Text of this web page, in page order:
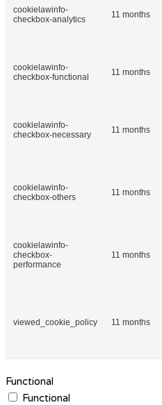
cookielawinfo-
checkbox-analytics
11 months
cookielawinfo-
checkbox-functional
11 months
cookielawinfo-
checkbox-necessary
11 months
cookielawinfo-
checkbox-others
11 months
cookielawinfo-
checkbox-
performance
11 months
viewed_cookie_policy 11 months
Functional
Functional